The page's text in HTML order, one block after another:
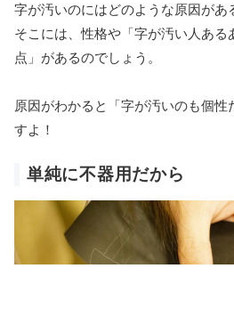
字が汚いのにはどのような原因があ
そこには、性格や「字が汚い人ある
点」があるのでしょう。
原因がわかると「字が汚いのも個
すよ！
単純に不器用だから